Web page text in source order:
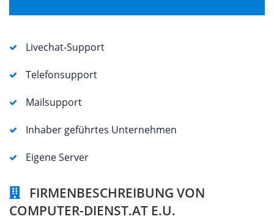
Livechat-Support
Telefonsupport
Mailsupport
Inhaber geführtes Unternehmen
Eigene Server
FIRMENBESCHREIBUNG VON
COMPUTER-DIENST.AT E.U.